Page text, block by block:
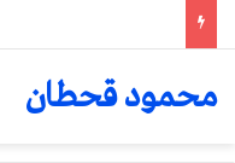
محمود قحطان